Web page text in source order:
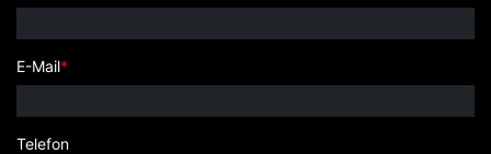
E-Mail*
Telefon